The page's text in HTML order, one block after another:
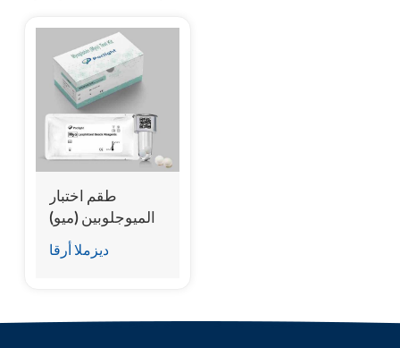
طقم اختبار
الميوجلوبين (ميو)
(المقايسة المناعية
للتألق الكيميائي
ديزملا أرقا